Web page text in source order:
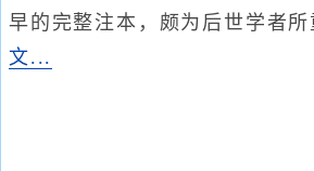
早的完整注本，颇为后世学者所
文...